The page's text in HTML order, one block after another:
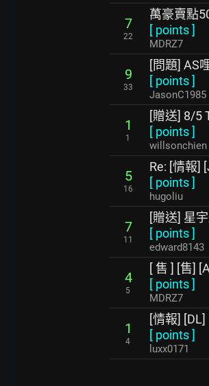
7
22
萬豪賣點
[ points]
MDRZ7
9
33
[問題] AS
[ points]
JasonC1985
1
1
[贈送] 8/5
[ points]
willsonchien
5
16
Re: [情報]
[ points]
hugoliu
7
11
[贈送] 星
[ points]
edward8143
4
5
[ 售 ] [售]
[ points]
MDRZ7
1
4
[情報]
[ points]
luxx0171